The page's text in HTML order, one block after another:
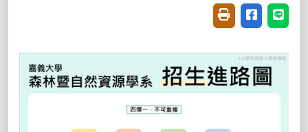
友善列印(開新視
分享至臉書
分享